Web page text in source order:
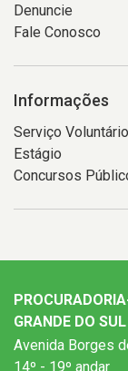
Denuncie
Fale Conosco
Informações
Serviço Voluntário
Estágio
Concursos
GRANDE DO
Avenida Borges
14º - 19º andar